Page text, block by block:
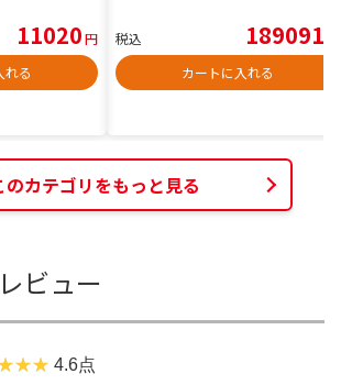
11020円
れる
税込 189091
カートに入れる
のカテゴリをもっと見る
ビュー
4.6点